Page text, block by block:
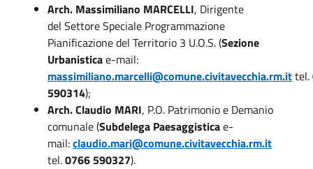
Arch. Massimiliano MARCELLI, Dirigente
del Settore Speciale Programmazione
Pianificazione del Territorio 3 U.O.S. (Sezione
Urbanisticae-mail:
massimiliano.marcelli@comune.civitavecchia.rm.ittel.
590314);
Arch. Claudio MARI, P.O. Patrimonio e Demanio
comunale (Subdelega Paesaggisticae-
mail:claudio.mari@comune.civitavecchia.rm.it
tel.0766 590327).